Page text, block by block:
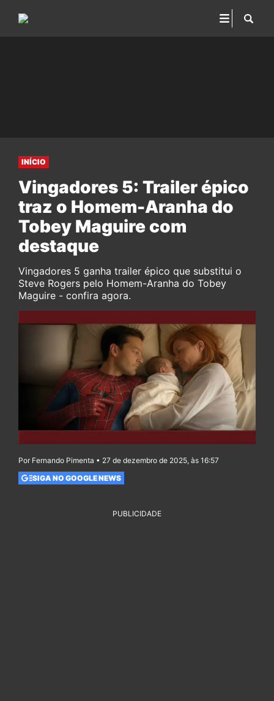
INÍCIO
Vingadores 5: Trailer épico
traz o Homem-Aranha do
Tobey Maguire com
destaque
Vingadores 5 ganha trailer épico que substitui o
Steve Rogers pelo Homem-Aranha do Tobey
Maguire - confira agora.
Por Fernando Pimenta • 27 de dezembro de 2025, às 16:57
SIGA NO GOOGLE NEWS
PUBLICIDADE